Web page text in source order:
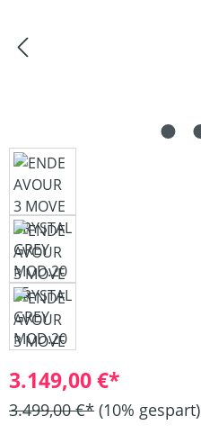
3.149,00 €*
3.499,00 €* (10% gespart)